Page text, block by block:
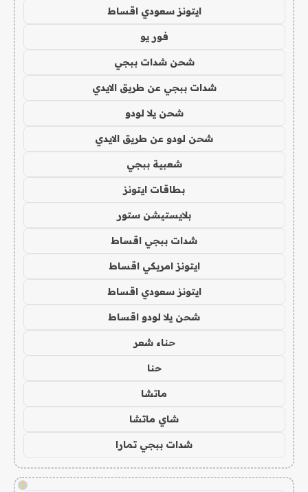
ايتونز سعودي اقساط
فور يو
شحن شدات ببجي
شدات ببجي عن طريق الايدي
شحن يلا لودو
شحن لودو عن طريق الايدي
شعبية ببجي
بطاقات ايتونز
بلايستيشن ستور
شدات ببجي اقساط
ايتونز امريكي اقساط
ايتونز سعودي اقساط
شحن يلا لودو اقساط
حناء شعر
حنا
ماتشا
شاي ماتشا
شدات ببجي تمارا
!